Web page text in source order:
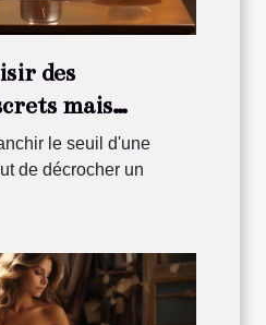
des
mais
entretien
le seuil d'une
de décrocher un